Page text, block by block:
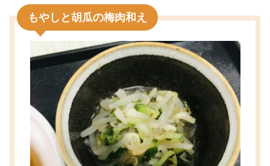
もやしと胡瓜の梅肉和え